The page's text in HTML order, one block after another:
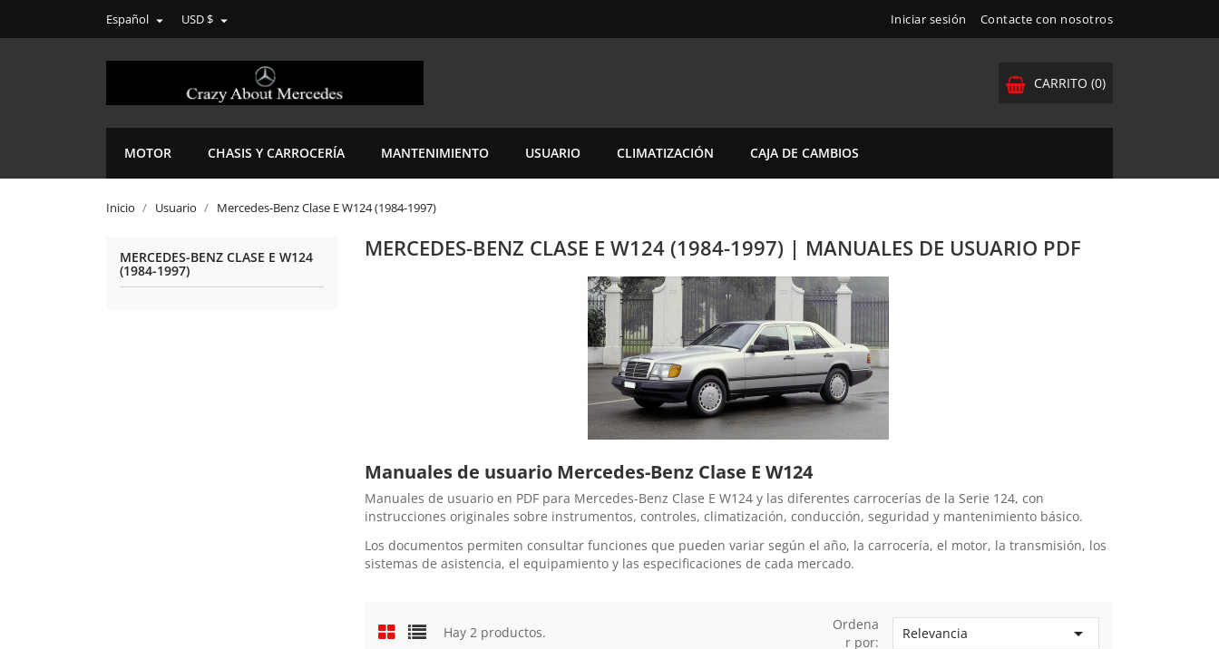
Español  USD $  Iniciar sesión Contacte con nosotros
CARRITO (0)
MOTOR CHASIS Y CARROCERÍA MANTENIMIENTO USUARIO CLIMATIZACIÓN CAJA DE CAMBIOS
Inicio Usuario Mercedes-Benz Clase E W124 (1984-1997)
MERCEDES-BENZ CLASE E W124
(1984-1997)
MERCEDES-BENZ CLASE E W124 (1984-1997) | MANUALES DE USUARIO PDF
Manuales de usuario Mercedes-Benz Clase E W124
Manuales de usuario en PDF para Mercedes-Benz Clase E W124 y las diferentes carrocerías de la Serie 124, con
instrucciones originales sobre instrumentos, controles, climatización, conducción, seguridad y mantenimiento básico.
Los documentos permiten consultar funciones que pueden variar según el año, la carrocería, el motor, la transmisión, los
sistemas de asistencia, el equipamiento y las especificaciones de cada mercado.
Hay 2 productos.
Ordena
r por:
Relevancia 